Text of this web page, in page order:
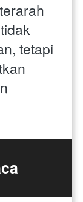
tetapi